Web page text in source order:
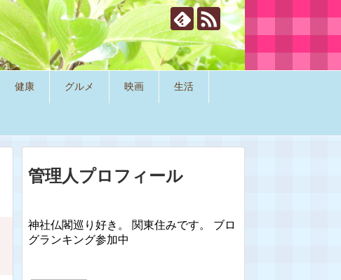
健康 グルメ 映画 生活
管理人プロフィール
神社仏閣巡り好き。 関東住みです。 ブロ
グランキング参加中